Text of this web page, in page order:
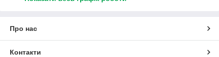
Про нас
Контакти